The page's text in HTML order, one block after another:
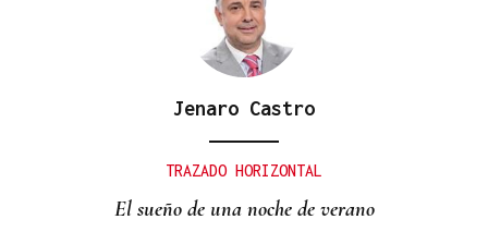
Jenaro Castro
TRAZADO HORIZONTAL
El sueño de una noche de verano